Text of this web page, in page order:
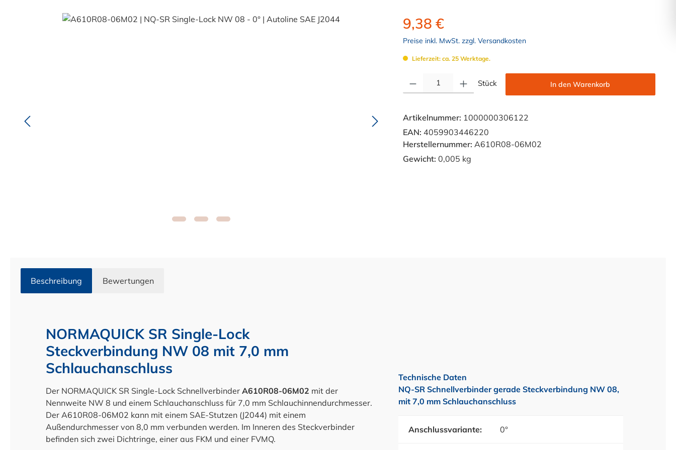
Bildergalerie überspringen 9,38 €
Preise inkl. MwSt. zzgl. Versandkosten
Lieferzeit: ca. 25 Werktage.
Stück In den Warenkorb
Artikelnummer: 1000000306122
EAN: 4059903446220
Herstellernummer: A610R08-06M02
Gewicht: 0,005 kg
Beschreibung Bewertungen
NORMAQUICK SR Single-Lock
Steckverbindung NW 08 mit 7,0 mm
Schlauchanschluss
Der NORMAQUICK SR Single-Lock Schnellverbinder A610R08-06M02 mit der
Nennweite NW 8 und einem Schlauchanschluss für 7,0 mm Schlauchinnendurchmesser.
Der A610R08-06M02 kann mit einem SAE-Stutzen (J2044) mit einem
Außendurchmesser von 8,0 mm verbunden werden. Im Inneren des Steckverbinder
befinden sich zwei Dichtringe, einer aus FKM und einer FVMQ.
Technische Daten
NQ-SR Schnellverbinder gerade Steckverbindung NW 08,
mit 7,0 mm Schlauchanschluss
Anschlussvariante: 0°